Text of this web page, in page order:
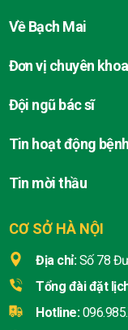
CƠ SỞ HÀ NỘI
Địa chỉ: Số 78
Tổng đài đặt
Hotline:
Về Bạch Mai
Đơn vị chuyên khoa
Đội ngũ bác sĩ
Tin hoạt động
Tin mời thầu